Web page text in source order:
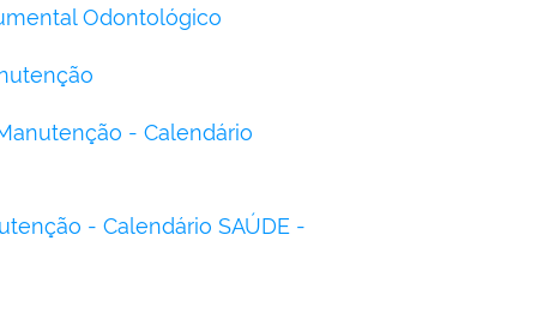
Odontológico
- Calendário
- Calendário SAÚDE -